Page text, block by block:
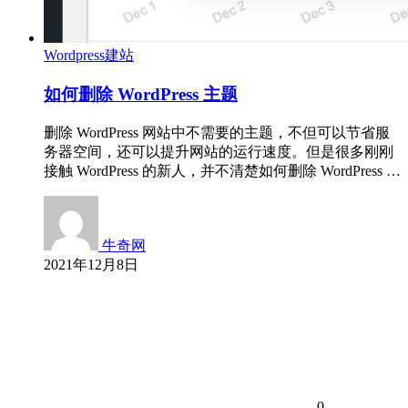
Wordpress建站
如何删除 WordPress 主题
删除 WordPress 网站中不需要的主题，不但可以节省服
务器空间，还可以提升网站的运行速度。但是很多刚刚
接触 WordPress 的新人，并不清楚如何删除 WordPress …
牛奇网
2021年12月8日